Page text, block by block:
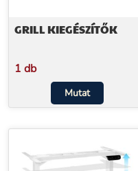
GRILL KIEGÉSZÍTŐK
1 db
Mutat